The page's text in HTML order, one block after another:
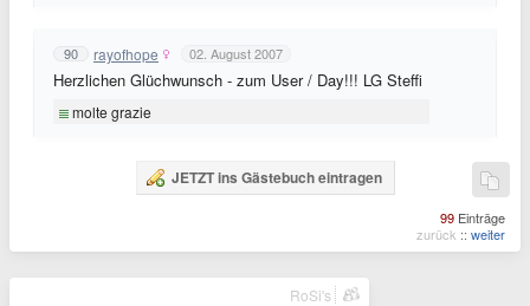
90 rayofhope 02. August 2007
Herzlichen Glüchwunsch - zum User / Day!!! LG Steffi
molte grazie
JETZT ins Gästebuch eintragen
99 Einträge
zurück :: weiter
RoSi's